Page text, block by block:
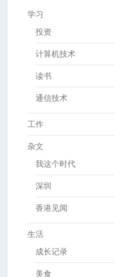
学习
投资
计算机技术
读书
通信技术
工作
杂文
我这个时代
深圳
香港见闻
生活
成长记录
美食